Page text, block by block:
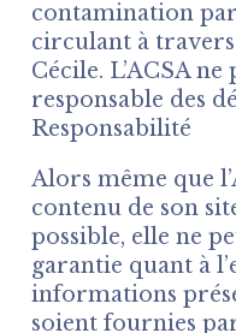
contamination
circulant à
Cécile. L’ACSA
responsable des
Responsabilité
Alors même que
contenu de son
possible, elle ne
garantie quant à
informations
soient fournies